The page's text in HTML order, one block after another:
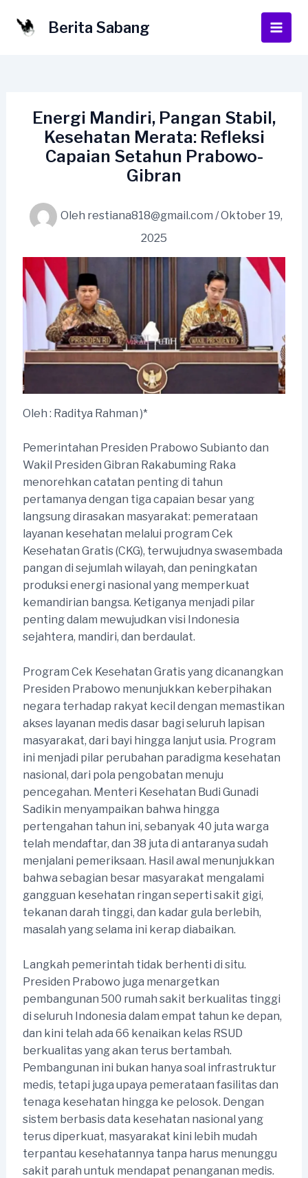
Berita Sabang
Main
Energi Mandiri, Pangan Stabil,
Kesehatan Merata: Refleksi
Capaian Setahun Prabowo-
Gibran
Oleh restiana818@gmail.com /Oktober 19,
2025
Oleh : Raditya Rahman )*
Pemerintahan Presiden Prabowo Subianto dan
Wakil Presiden Gibran Rakabuming Raka
menorehkan catatan penting di tahun
pertamanya dengan tiga capaian besar yang
langsung dirasakan masyarakat: pemerataan
layanan kesehatan melalui program Cek
Kesehatan Gratis (CKG), terwujudnya swasembada
pangan di sejumlah wilayah, dan peningkatan
produksi energi nasional yang memperkuat
kemandirian bangsa. Ketiganya menjadi pilar
penting dalam mewujudkan visi Indonesia
sejahtera, mandiri, dan berdaulat.
Program Cek Kesehatan Gratis yang dicanangkan
Presiden Prabowo menunjukkan keberpihakan
negara terhadap rakyat kecil dengan memastikan
akses layanan medis dasar bagi seluruh lapisan
masyarakat, dari bayi hingga lanjut usia. Program
ini menjadi pilar perubahan paradigma kesehatan
nasional, dari pola pengobatan menuju
pencegahan. Menteri Kesehatan Budi Gunadi
Sadikin menyampaikan bahwa hingga
pertengahan tahun ini, sebanyak 40 juta warga
telah mendaftar, dan 38 juta di antaranya sudah
menjalani pemeriksaan. Hasil awal menunjukkan
bahwa sebagian besar masyarakat mengalami
gangguan kesehatan ringan seperti sakit gigi,
tekanan darah tinggi, dan kadar gula berlebih,
masalah yang selama ini kerap diabaikan.
Langkah pemerintah tidak berhenti di situ.
Presiden Prabowo juga menargetkan
pembangunan 500 rumah sakit berkualitas tinggi
di seluruh Indonesia dalam empat tahun ke depan,
dan kini telah ada 66 kenaikan kelas RSUD
berkualitas yang akan terus bertambah.
Pembangunan ini bukan hanya soal infrastruktur
medis, tetapi juga upaya pemerataan fasilitas dan
tenaga kesehatan hingga ke pelosok. Dengan
sistem berbasis data kesehatan nasional yang
terus diperkuat, masyarakat kini lebih mudah
terpantau kesehatannya tanpa harus menunggu
sakit parah untuk mendapat penanganan medis.